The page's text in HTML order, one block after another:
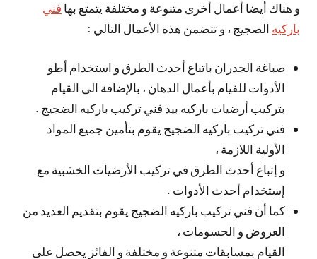
و هناك أيضا أعمال أخرى متنوعة و مختلفة يتمتع بها فني
باركيه الضجيج ، و تتضمن هذه الأعمال التالي :
صباغة الجدران باتباع أحدث الطرق و استخدام أطو
الأدوات للفيام بأعمال الدهان ، بالإضافة الى القيام
بتركيب أرضيات باركيه بيد فني تركيب باركيه الضجيج .
فني تركيب باركيه الضجيج يقوم بتأمين جميع المواد
الأولية اللازمة ،
و إتباع أحدث الطرق في تركيب الأرضيات الخشبية مع
إستخدام أحدث الأدوات .
كما أن فني تركيب باركيه الضجيج يقوم بتقديم العديد من
العروض و الحسومات ،
القيام بمسابقات متنوعة و مختلفة و الفائز يحصل على